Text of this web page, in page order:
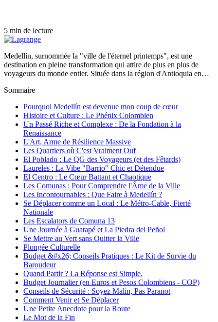
5 min de lecture
Medellín, surnommée la "ville de l'éternel printemps", est une
destination en pleine transformation qui attire de plus en plus de
voyageurs du monde entier. Située dans la région d'Antioquia en…
Sommaire
Pourquoi Medellín est devenue mon coup de cœur
Histoire et Culture : Le Phénix Colombien
Un Passé Riche et Complexe : De la Fondation à la
Renaissance
L'Art, Arme de Résilience Massive
Les Quartiers où C'est Vraiment Ouf
El Poblado : Le QG des Voyageurs (et des Fêtards)
Laureles : La Vibe "Barrio" Chic et Détendue
El Centro : Le Cœur Battant et Chaotique
Les Comunas : Pour Comprendre l'Âme de la Ville
Les Incontournables : Que Faire à Medellín ?
Se Déplacer comme un Local : Le Métro-Cable, Fierté
Nationale
Les Escalators de Comuna 13
Une Journée à Guatapé et La Piedra del Peñol
Se Mettre au Vert sans Quitter la Ville
Plongée Culturelle
Budget &#x26; Conseils Pratiques : Le Kit de Survie du
Baroudeur
Quand Partir ? La Réponse est Simple.
Budget Journalier (en Euros et Pesos Colombiens - COP)
Conseils de Sécurité : Soyez Malin, Pas Paranot
Comment Venir et Se Déplacer
Une Petite Anecdote pour la Route
Le Mot de la Fin